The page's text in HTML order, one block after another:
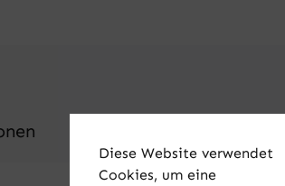
Diese Website verwendet
Cookies, um eine